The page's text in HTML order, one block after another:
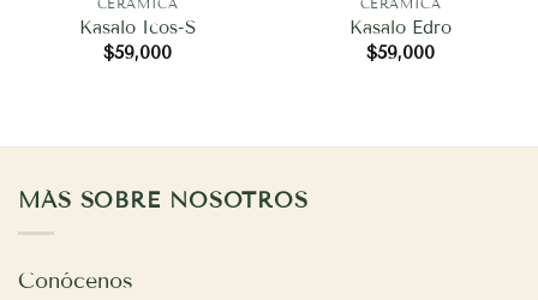
Kasalo Icos-S
$59,000
Kasalo Edro
$59,000
MÁS SOBRE NOSOTROS
Conócenos